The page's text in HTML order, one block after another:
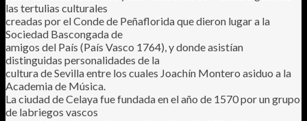
las tertulias culturales
creadas por el Conde de Peñaflorida que dieron lugar a la
Sociedad Bascongada de
amigos del País (País Vasco 1764), y donde asistían
distinguidas personalidades de la
cultura de Sevilla entre los cuales Joachín Montero asiduo a la
Academia de Música.
La ciudad de Celaya fue fundada en el año de 1570 por un grupo
de labriegos vascos